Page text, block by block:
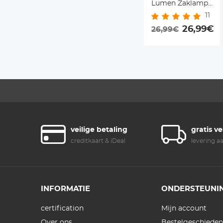
Lumen Zaklamp
met 3 Modi en
Lange Werktijd,
Kamperen
26,99€ 26,99€
veilige betaling
creditkaart & iDeal
gratis
levering
INFORMATIE
certification
Mijn account